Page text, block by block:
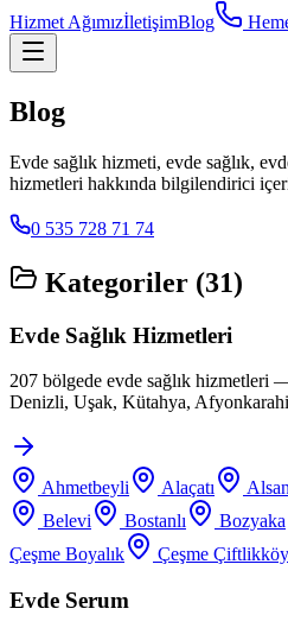
Hizmet AğımızİletişimBlog
Blog
Evde sağlık hizmeti, evde sağlık,
hizmetleri hakkında bilgilendirici
0 535 728 71 74
Kategoriler (31)
Evde Sağlık Hizmetleri
207 bölgede evde sağlık hizmetleri
Denizli, Uşak, Kütahya,
Ahmetbeyli Alaçatı
Belevi
Bostanlı Bozyaka
Çeşme Boyalık
Çeşme Çiftlikköy
Evde Serum